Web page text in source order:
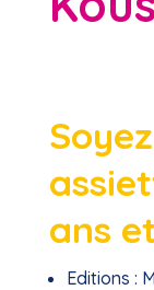
ans
Editions :